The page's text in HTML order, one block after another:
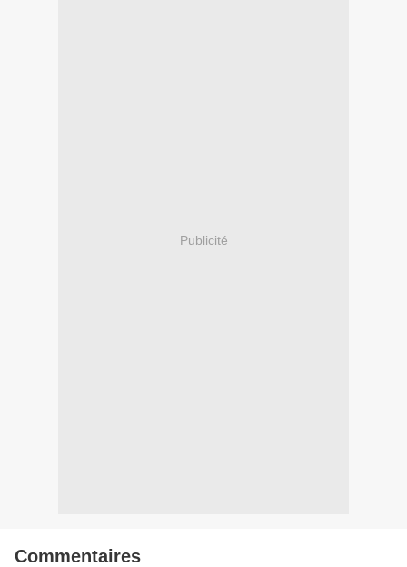
Publicité
Commentaires